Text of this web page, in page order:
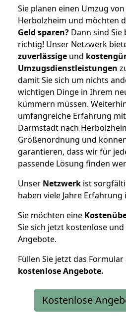
Sie planen einen Umzug
Herbolzheim und möchten
Geld sparen? Dann sind Sie
richtig! Unser Netzwerk
zuverlässige und
Umzugsdienstleistungen
damit Sie sich um nichts
wichtigen Dinge in Ihrem
kümmern müssen.
umfangreiche Erfahrung
Darmstadt nach
Größenordnung und
garantieren, dass wir für
passende Lösung finden
Unser Netzwerk ist
haben viele Jahre
Sie möchten eine
Sie sich jetzt kostenlose
Angebote.
Füllen Sie jetzt das
kostenloseAngebote.
Kostenlose